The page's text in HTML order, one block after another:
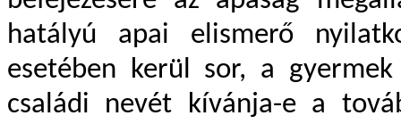
hatályú apai elismerő
esetében kerül sor, a
családi nevét kívánja-e a